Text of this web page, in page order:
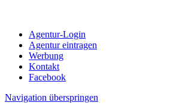
Agentur-Login
Agentur eintragen
Werbung
Kontakt
Facebook
Navigation überspringen